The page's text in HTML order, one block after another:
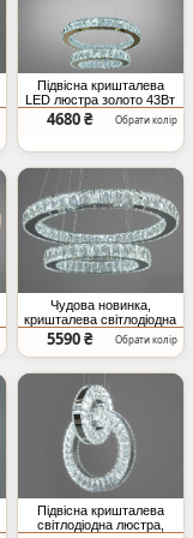
Підвісна кришталева
LED люстра золото 43Вт
2 кільця
4680 ₴ Обрати колір
Чудова новинка,
кришталева світлодіодна
люстра кільця, 65W,
хром
5590 ₴ Обрати колір
Підвісна кришталева
світлодіодна люстра,